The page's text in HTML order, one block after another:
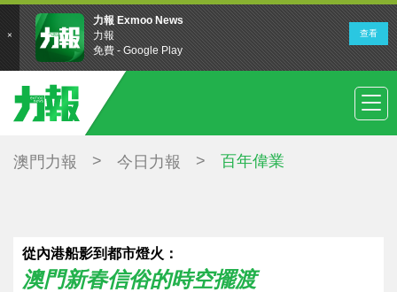
澳門力報 > 今日力報 > 百年偉業
從內港船影到都市燈火：
澳門新春信俗的時空擺渡